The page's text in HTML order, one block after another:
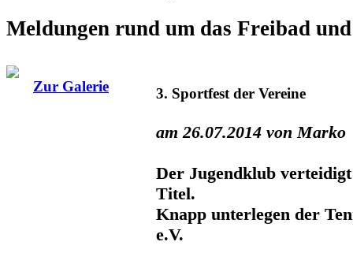
Meldungen rund um das Freibad
Zur Galerie 3. Sportfest der Vereine
am 26.07.2014 von Marko
Der Jugendklub
Titel.
Knapp unterlegen der
e.V.